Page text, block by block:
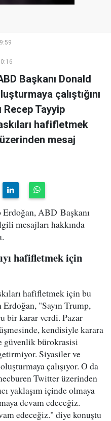
Başkanı Donald
çalıştığını
Recep Tayyip
hafifletmek
mesaj
Erdoğan, ABD Başkanı
mesajları hakkında
hafifletmek için
hafifletmek için bu
"Sayın Trump,
bir karar verdi. Pazar
kendisiyle karara
güvenlik bürokrasisi
Siyasiler ve
çalışıyor. O da
Twitter üzerinden
yaklaşım içinde olmaya
devam edeceğiz.
edeceğiz." diye konuştu